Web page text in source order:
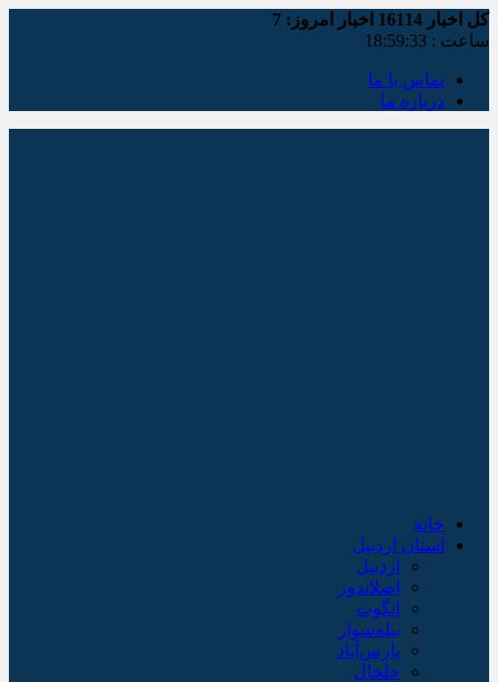
کل اخبار اخبار امروز: 7
ساعت : 18:59:33
تماس با ما
درباره ما
خانه
استان اردبیل
اردبیل
اصلاندوز
انگوت
بیله‌سوار
پارس‌آباد
خلخال